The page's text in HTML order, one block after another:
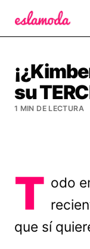
su
1 MIN DE LECTURA
T odo
que sí